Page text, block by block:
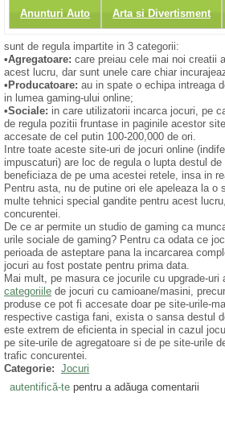
Anunturi Auto Arta si Divertisment
sunt de regula impartite in 3 categorii:
•Agregatoare: care preiau cele mai noi creatii
acest lucru, dar sunt unele care chiar
•Producatoare: au in spate o echipa intreaga
in lumea gaming-ului online;
•Sociale: in care utilizatorii incarca jocuri, pe
de regula pozitii fruntase in paginile acestor
accesate de cel putin 100-200,000 de ori.
Intre toate aceste site-uri de jocuri online
impuscaturi) are loc de regula o lupta destul
beneficiaza de pe uma acestei retele, insa in
Pentru asta, nu de putine ori ele apeleaza la
multe tehnici special gandite pentru acest
concurentei.
De ce ar permite un studio de gaming ca
urile sociale de gaming? Pentru ca odata ce
perioada de asteptare pana la incarcarea
jocuri au fost postate pentru prima data.
Mai mult, pe masura ce jocurile cu upgrade-
categoriile de jocuri cu camioane/masini,
produse ce pot fi accesate doar pe site-urile-
respective castiga fani, exista o sansa destul
este extrem de eficienta in special in cazul
pe site-urile de agregatoare si de pe site-urile
trafic concurentei.
Categorie: Jocuri
autentifică-tepentru a adăuga comentarii